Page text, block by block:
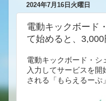
2024年7月16日火曜日
電動キックボード
て始めると、
電動キックボード・シ
入力してサービスを開
される「もらえるーぷ